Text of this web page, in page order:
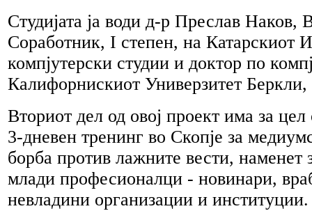
Студијата ја води д-р Преслав
Соработник, I степен, на Катарскиот
компјутерски студии и доктор по
Калифорнискиот Универзитет
Вториот дел од овој проект има за
3-дневен тренинг во Скопје за
борба против лажните вести, наменет
млади професионалци - новинари,
невладини организации и институции.